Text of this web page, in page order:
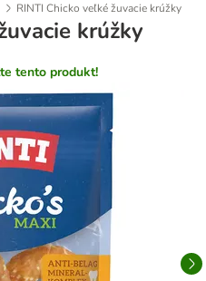
RINTI Chicko veľké žuvacie krúžky
krúžky
tento produkt!